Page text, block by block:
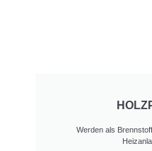
Werden als